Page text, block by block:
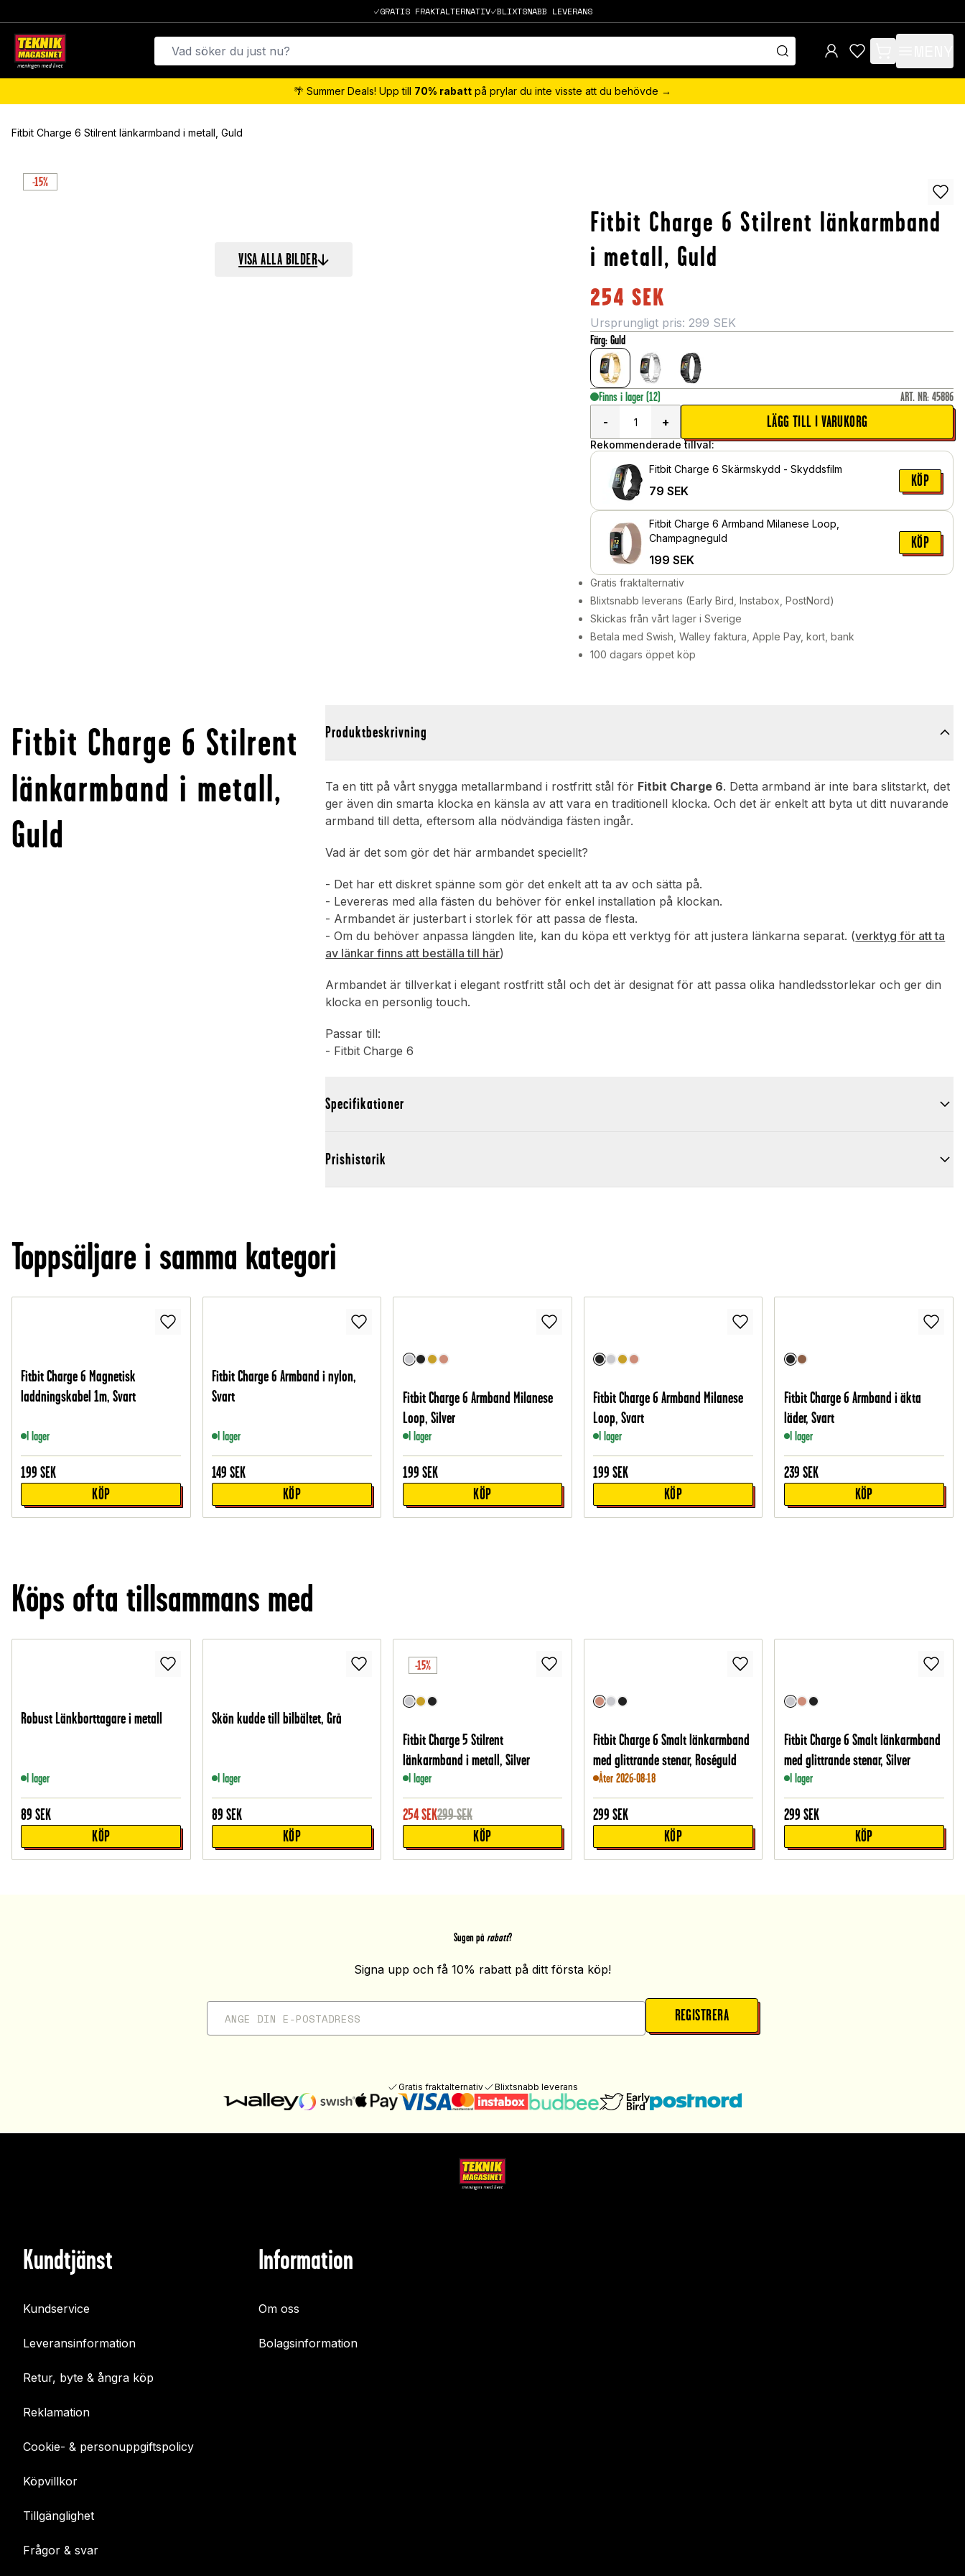
GRATIS FRAKTALTERNATIV BLIXTSNABB LEVERANS
items in cart, view
🌴 Summer Deals! Upp till 70% rabatt på prylar du inte visste att du behövde →
Fitbit Charge 6 Stilrent länkarmband i metall, Guld
-15%
VISA ALLA BILDER
Fitbit Charge 6 Stilrent länkarmband
i metall, Guld
254 SEK
Ursprungligt pris: 299 SEK
Färg:Guld
Finns i lager (12) ART. NR: 45886
-
+ LÄGG TILL I VARUKORG
Rekommenderade tillval:
Fitbit Charge 6 Skärmskydd - Skyddsfilm
79 SEK
KÖP
Fitbit Charge 6 Armband Milanese Loop,
Champagneguld
199 SEK
KÖP
Gratis fraktalternativ
Blixtsnabb leverans (Early Bird, Instabox, PostNord)
Skickas från vårt lager i Sverige
Betala med Swish, Walley faktura, Apple Pay, kort, bank
100 dagars öppet köp
Fitbit Charge 6 Stilrent
länkarmband i metall,
Guld
Produktbeskrivning
Ta en titt på vårt snygga metallarmband i rostfritt stål för Fitbit Charge 6. Detta armband är inte bara slitstarkt, det
ger även din smarta klocka en känsla av att vara en traditionell klocka. Och det är enkelt att byta ut ditt nuvarande
armband till detta, eftersom alla nödvändiga fästen ingår.
Vad är det som gör det här armbandet speciellt?
- Det har ett diskret spänne som gör det enkelt att ta av och sätta på.
- Levereras med alla fästen du behöver för enkel installation på klockan.
- Armbandet är justerbart i storlek för att passa de flesta.
- Om du behöver anpassa längden lite, kan du köpa ett verktyg för att justera länkarna separat. (verktyg för att ta
av länkar finns att beställa till här)
Armbandet är tillverkat i elegant rostfritt stål och det är designat för att passa olika handledsstorlekar och ger din
klocka en personlig touch.
Passar till:
- Fitbit Charge 6
Specifikationer
Prishistorik
Toppsäljare i samma kategori
Fitbit Charge 6 Magnetisk
laddningskabel 1m, Svart
I lager
199 SEK
KÖP
Fitbit Charge 6 Armband i nylon,
Svart
I lager
149 SEK
KÖP
Fitbit Charge 6 Armband Milanese
Loop, Silver
I lager
199 SEK
KÖP
Fitbit Charge 6 Armband Milanese
Loop, Svart
I lager
199 SEK
KÖP
Fitbit Charge 6 Armband i äkta
läder, Svart
I lager
239 SEK
KÖP
Köps ofta tillsammans med
Robust Länkborttagare i metall
I lager
89 SEK
KÖP
Skön kudde till bilbältet, Grå
I lager
89 SEK
KÖP
-15%
Fitbit Charge 5 Stilrent
länkarmband i metall, Silver
I lager
254SEK299SEK
KÖP
Fitbit Charge 6 Smalt länkarmband
med glittrande stenar, Roséguld
Åter 2026-08-18
299 SEK
KÖP
Fitbit Charge 6 Smalt länkarmband
med glittrande stenar, Silver
I lager
299 SEK
KÖP
Sugen på rabatt?
Signa upp och få 10% rabatt på ditt första köp!
REGISTRERA
Gratis fraktalternativ Blixtsnabb leverans
Kundtjänst
Kundservice
Leveransinformation
Retur, byte & ångra köp
Reklamation
Cookie- & personuppgiftspolicy
Köpvillkor
Tillgänglighet
Frågor & svar
Information
Om oss
Bolagsinformation